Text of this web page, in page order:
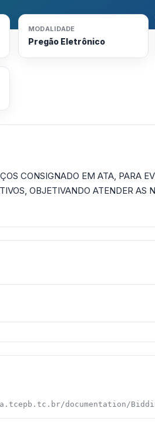
MODALIDADE
Pregão Eletrônico
CONSIGNADO EM ATA, PARA
OBJETIVANDO ATENDER
documentation/